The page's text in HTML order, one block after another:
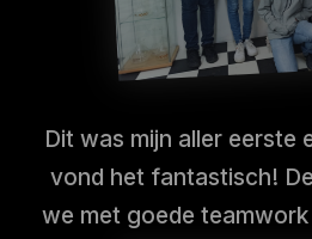
Dit was mijn aller eerste
vond het fantastisch!
we met goede